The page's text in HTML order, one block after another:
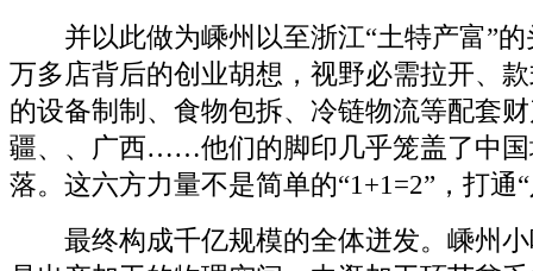
并以此做为嵊州以至浙江“土特产富”的
万多店背后的创业胡想，视野必需拉开、
的设备制制、食物包拆、冷链物流等配套
疆、、广西……他们的脚印几乎笼盖了中国
落。这六方力量不是简单的“1+1=2”，打通
最终构成千亿规模的全体迸发。嵊州小